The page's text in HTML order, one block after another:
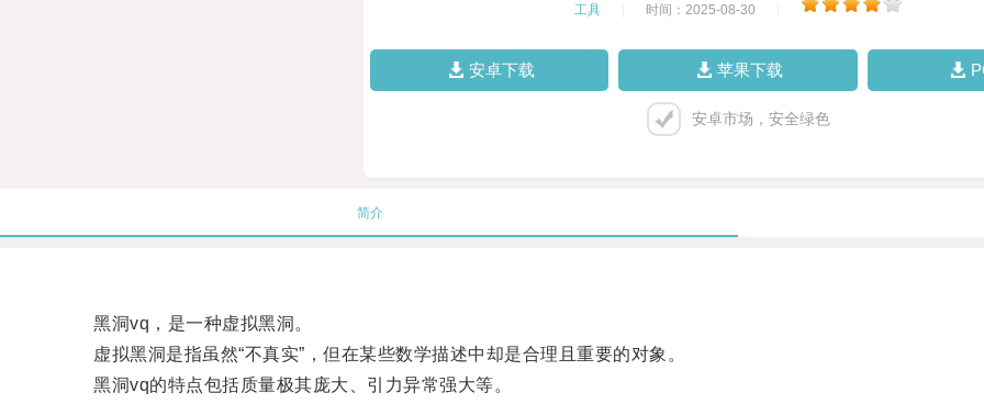
工具 时间：2025-08-30
安卓下载 苹果下载
安卓市场，安全绿色
简介
黑洞vq，是一种虚拟黑洞。
虚拟黑洞是指虽然“不真实”，但在某些数学描述中却是合理且重要的对象。
黑洞vq的特点包括质量极其庞大、引力异常强大等。